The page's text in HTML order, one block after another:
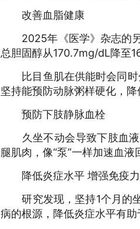
改善血脂健康
2025年《医学》杂志的另
总胆固醇从170.7mg/dL降至
比目鱼肌在供能时会同时
坚持能预防动脉粥样硬化，降
预防下肢静脉血栓
久坐不动会导致下肢血液
腿肌肉，像“泵”一样加速血
降低炎症水平 增强免疫力
研究发现，坚持1个月的坐
病的根源，降低炎症水平有助